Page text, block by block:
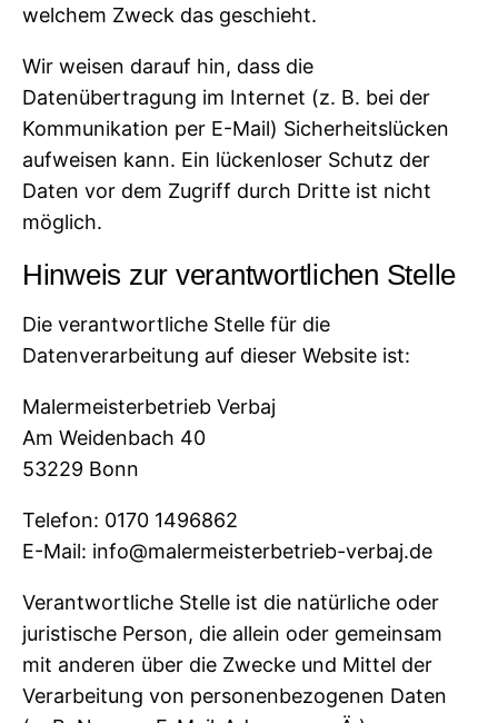
welchem Zweck das geschieht.
Wir weisen darauf hin, dass die
Datenübertragung im Internet (z. B. bei der
Kommunikation per E-Mail) Sicherheitslücken
aufweisen kann. Ein lückenloser Schutz der
Daten vor dem Zugriff durch Dritte ist nicht
möglich.
Hinweis zur verantwortlichen Stelle
Die verantwortliche Stelle für die
Datenverarbeitung auf dieser Website ist:
Malermeisterbetrieb Verbaj
Am Weidenbach 40
53229 Bonn
Telefon: 0170 1496862
E-Mail: info@malermeisterbetrieb-verbaj.de
Verantwortliche Stelle ist die natürliche oder
juristische Person, die allein oder gemeinsam
mit anderen über die Zwecke und Mittel der
Verarbeitung von personenbezogenen Daten